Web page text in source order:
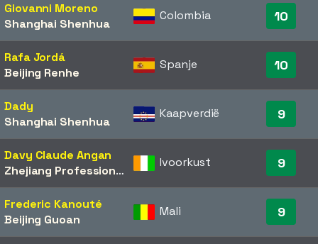
Giovanni Moreno
Shanghai Shenhua
Colombia 10
Rafa Jordá
Beijing Renhe
Spanje 10
Dady
Shanghai Shenhua
Kaapverdië 9
Davy Claude Angan
Zhejiang Professional
Ivoorkust 9
Frederic Kanouté
Beijing Guoan
Mali 9